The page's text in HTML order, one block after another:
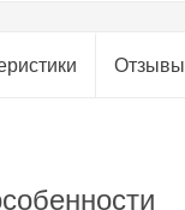
Отзывы